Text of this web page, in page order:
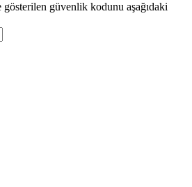
güvenlik kodunu aşağıdaki